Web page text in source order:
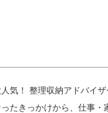
気！ 整理収納アドバイ
たきっかけから、仕事